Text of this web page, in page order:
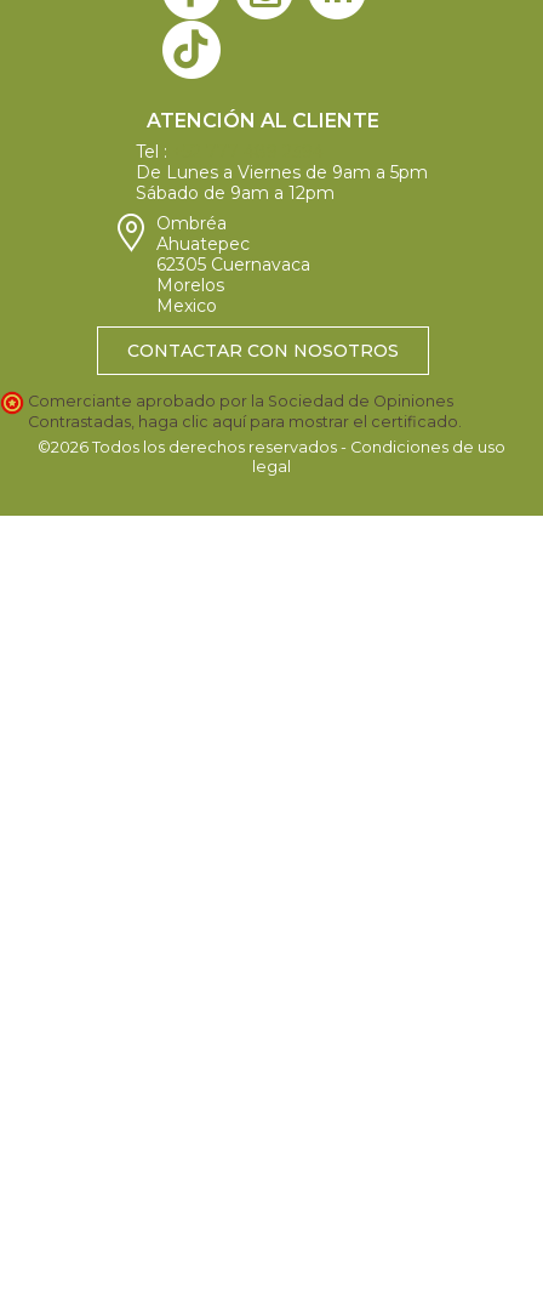
ATENCIÓN AL CLIENTE
Tel :
De Lunes a Viernes de 9am a 5pm
Sábado de 9am a 12pm
Ombréa
Ahuatepec
62305 Cuernavaca
Morelos
Mexico
CONTACTAR CON NOSOTROS
Comerciante aprobado por la Sociedad de Opiniones
Contrastadas, haga clic aquí para mostrar el certificado.
©2026 Todos los derechos reservados - Condiciones de uso
legal